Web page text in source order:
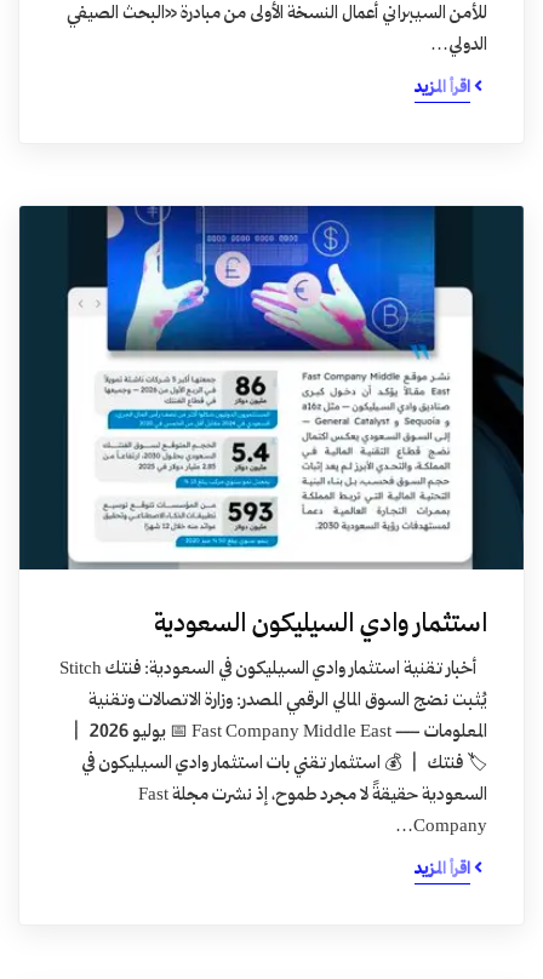
للأمن السيبراني أعمال النسخة الأولى من مبادرة «البحث الصيفي
الدولي…
اقرأ المزيد
استثمار وادي السيليكون السعودية
أخبار تقنية استثمار وادي السيليكون في السعودية: فنتك Stitch
يُثبت نضج السوق المالي الرقمي المصدر: وزارة الاتصالات وتقنية
المعلومات — Fast Company Middle East 📅 يوليو 2026 |
🏷️ فنتك | 💰 استثمار تقني بات استثمار وادي السيليكون في
السعودية حقيقةً لا مجرد طموح، إذ نشرت مجلة Fast
Company…
اقرأ المزيد